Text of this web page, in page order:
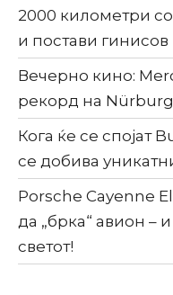
2000 километри
и постави
Вечерно кино:
рекорд на
Кога ќе се спојат
се добива
Porsche Cayenne
да „брка“ авион –
светот!